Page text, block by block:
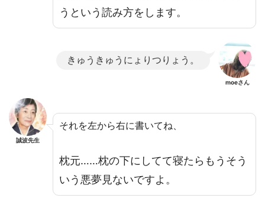
うという読み方をします。
きゅうきゅうにょりつりょう。
moeさん
誠波先生
それを左から右に書いてね、
枕元……枕の下にしてて寝たらもうそう
いう悪夢見ないですよ。